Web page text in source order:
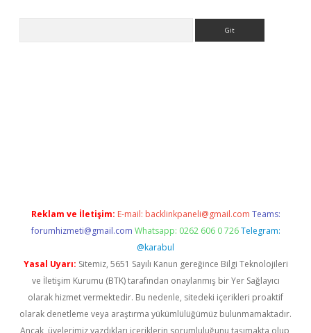
Reklam ve İletişim: E-mail: backlinkpaneli@gmail.com Teams:
forumhizmeti@gmail.com Whatsapp: 0262 606 0 726 Telegram:
@karabul
Yasal Uyarı: Sitemiz, 5651 Sayılı Kanun gereğince Bilgi Teknolojileri
ve İletişim Kurumu (BTK) tarafından onaylanmış bir Yer Sağlayıcı
olarak hizmet vermektedir. Bu nedenle, sitedeki içerikleri proaktif
olarak denetleme veya araştırma yükümlülüğümüz bulunmamaktadır.
Ancak, üyelerimiz yazdıkları içeriklerin sorumluluğunu taşımakta olup,